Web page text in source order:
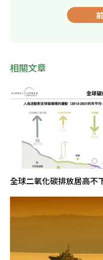
相關文章
全球二氧化碳排放居高不